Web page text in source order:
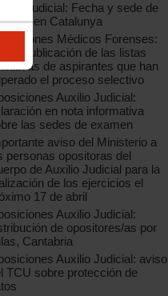
Judicial: Fecha y sede de
en Catalunya
Médicos Forenses:
publicación de las listas
de aspirantes que han
el proceso selectivo
Auxilio Judicial:
en nota informativa
las sedes de examen
aviso del Ministerio a
personas opositoras del
de Auxilio Judicial para la
de los ejercicios el
17 de abril
Auxilio Judicial:
de opositores/as por
Cantabria
Auxilio Judicial: aviso
TCU sobre protección de